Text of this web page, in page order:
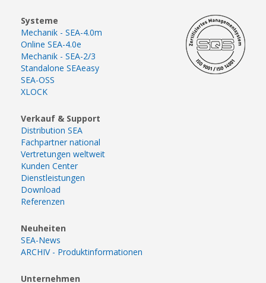
Systeme
Mechanik - SEA-4.0m
Online SEA-4.0e
Mechanik - SEA-2/3
Standalone SEAeasy
SEA-OSS
XLOCK
Verkauf & Support
Distribution SEA
Fachpartner national
Vertretungen weltweit
Kunden Center
Dienstleistungen
Download
Referenzen
Neuheiten
SEA-News
ARCHIV - Produktinformationen
Unternehmen